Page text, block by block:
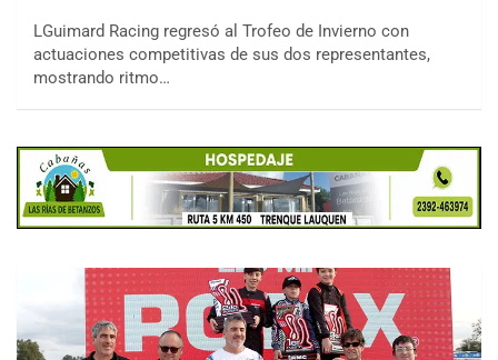
LGuimard Racing regresó al Trofeo de Invierno con
actuaciones competitivas de sus dos representantes,
mostrando ritmo…